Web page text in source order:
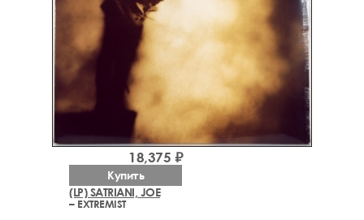
(LP) SATRIANI, JOE
– EXTREMIST
18,375 ₽
Купить